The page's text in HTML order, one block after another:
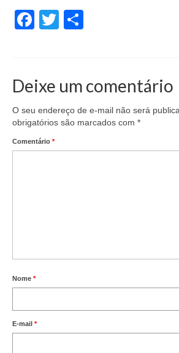
Comércio em geral
Material de construção tintas,
Acordos Coletivos de Trabalho
Notícias
Fotos
Facebook
Twitter
Deixe um comentário
O seu endereço de e-mail não será
obrigatórios são marcados com *
Comentário *
Nome *
E-mail *